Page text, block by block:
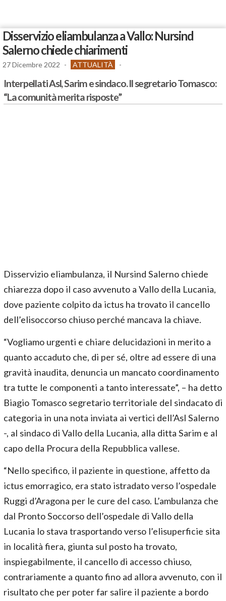
Disservizio eliambulanza a Vallo: Nursind
Salerno chiede chiarimenti
27 Dicembre 2022 - ATTUALITÀ -
Interpellati Asl, Sarim e sindaco. Il segretario Tomasco:
“La comunità merita risposte”
Disservizio eliambulanza, il Nursind Salerno chiede
chiarezza dopo il caso avvenuto a Vallo della Lucania,
dove paziente colpito da ictus ha trovato il cancello
dell’elisoccorso chiuso perché mancava la chiave.
“Vogliamo urgenti e chiare delucidazioni in merito a
quanto accaduto che, di per sé, oltre ad essere di una
gravità inaudita, denuncia un mancato coordinamento
tra tutte le componenti a tanto interessate”, – ha detto
Biagio Tomasco segretario territoriale del sindacato di
categoria in una nota inviata ai vertici dell’Asl Salerno
-, al sindaco di Vallo della Lucania, alla ditta Sarim e al
capo della Procura della Repubblica vallese.
“Nello specifico, il paziente in questione, affetto da
ictus emorragico, era stato istradato verso l’ospedale
Ruggi d’Aragona per le cure del caso. L’ambulanza che
dal Pronto Soccorso dell’ospedale di Vallo della
Lucania lo stava trasportando verso l’elisuperficie sita
in località fiera, giunta sul posto ha trovato,
inspiegabilmente, il cancello di accesso chiuso,
contrariamente a quanto fino ad allora avvenuto, con il
risultato che per poter far salire il paziente a bordo